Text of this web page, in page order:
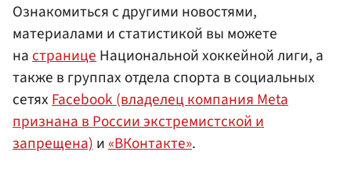
Ознакомиться с другими новостями,
материалами и статистикой вы можете
настраницеНациональной хоккейной лиги, а
также в группах отдела спорта в социальных
сетяхFacebook (владелец компания Meta
признана в России экстремистской и
запрещена)и«ВКонтакте».